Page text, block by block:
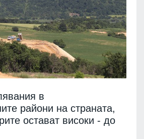
в
райони на страната,
остават високи - до